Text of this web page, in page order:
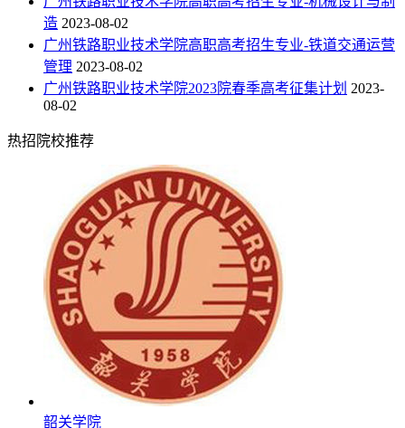
造 2023-08-02
广州铁路职业技术学院高职高考招生专业-铁道交通运营
管理 2023-08-02
广州铁路职业技术学院2023院春季高考征集计划 2023-
08-02
热招院校推荐
韶关学院